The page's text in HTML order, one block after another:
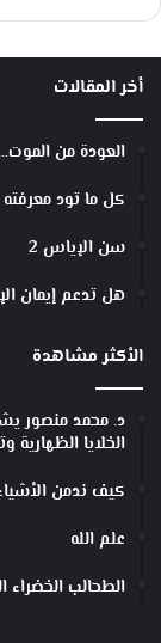
أخر المقالات
العودة من
كل ما تود
سن الإياس 2
هل تدعم إيمان
الأكثر مشاهدة
د. محمد منصور
الخلايا الظهارية
كيف ندمن
علم الله
الطحالب الخضراء